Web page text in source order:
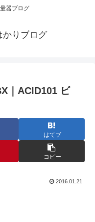
器ブログ
りブログ
｜ACID101 ビ
はてブ
コピー
2016.01.21